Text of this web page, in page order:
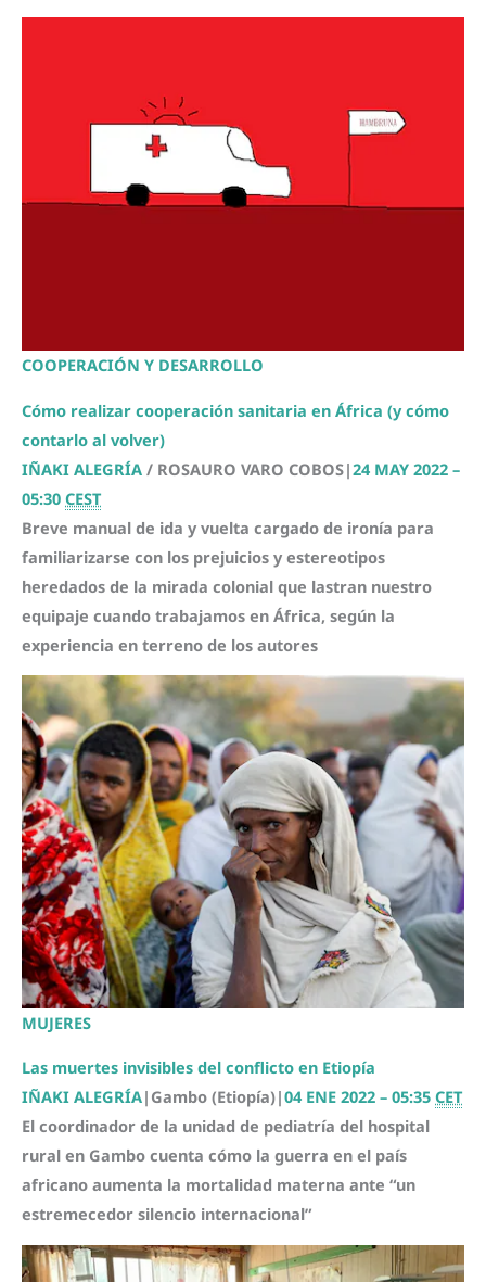
COOPERACIÓN Y DESARROLLO
Cómo realizar cooperación sanitaria en África (y cómo
contarlo al volver)
IÑAKI ALEGRÍA / ROSAURO VARO COBOS|24 MAY 2022 –
05:30 CEST
Breve manual de ida y vuelta cargado de ironía para
familiarizarse con los prejuicios y estereotipos
heredados de la mirada colonial que lastran nuestro
equipaje cuando trabajamos en África, según la
experiencia en terreno de los autores
MUJERES
Las muertes invisibles del conflicto en Etiopía
IÑAKI ALEGRÍA| Gambo (Etiopía)|04 ENE 2022 – 05:35 CET
El coordinador de la unidad de pediatría del hospital
rural en Gambo cuenta cómo la guerra en el país
africano aumenta la mortalidad materna ante “un
estremecedor silencio internacional”